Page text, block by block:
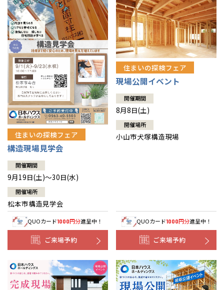
住まいの探検フェア
構造現場見学会
開催期間
9月19日(土)～30日(水)
開催場所
松本市構造見学会
QUOカード1000円分進呈中！
ご来場予約
住まいの探検フェア
現場公開イベント
開催期間
8月8日(土)
開催場所
小山市犬塚構造現場
QUOカード1000円分進呈中！
ご来場予約